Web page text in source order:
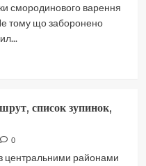
смородинового варення
тому що заборонено
список зупинок,
0
центральними районами